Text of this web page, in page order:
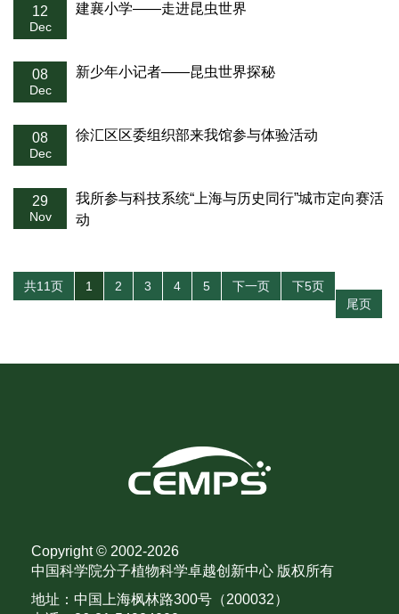
12
Dec
建襄小学——走进昆虫世界
08
Dec
新少年小记者——昆虫世界探秘
08
Dec
徐汇区区委组织部来我馆参与体验活动
29
Nov
我所参与科技系统“上海与历史同行”城市定向赛活
动
共11页 1 2 3 4 5 下一页
下5页
尾页
Copyright © 2002-2026
中国科学院分子植物科学卓越创新中心 版权所有
地址：中国上海枫林路300号（200032）